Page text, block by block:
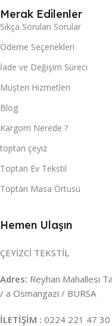
Merak Edilenler
Sıkça Sorulan Sorular
Ödeme Seçenekleri
İade ve Değişim Süreci
Müşteri Hizmetleri
Blog
Kargom Nerede ?
toptan çeyiz
Toptan Ev Tekstil
Toptan Masa Örtüsü
Hemen Ulaşın
ÇEYİZCİ TEKSTİL
Adres: Reyhan Mahallesi
/ a Osmangazi / BURSA
İLETİŞİM : 0224 221 47 30